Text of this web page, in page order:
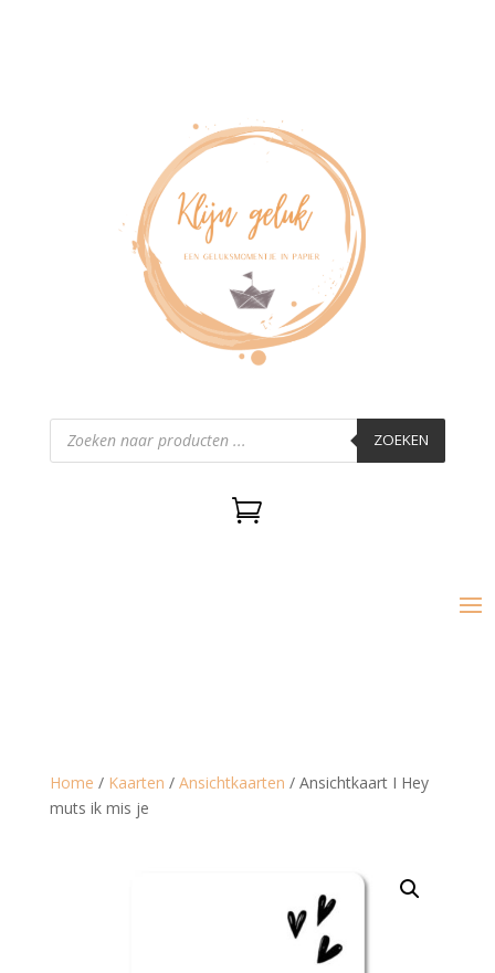
Producten
zoeken ZOEKEN

Home / Kaarten / Ansichtkaarten / Ansichtkaart I Hey
muts ik mis je